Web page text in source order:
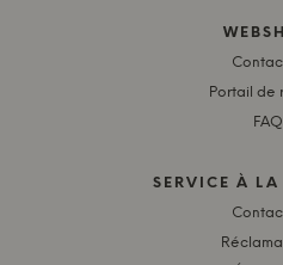
Portail de
FAQ
SERVICE À LA